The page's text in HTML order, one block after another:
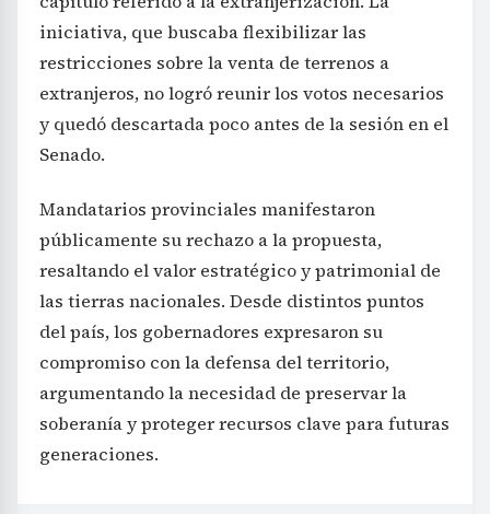
iniciativa, que buscaba flexibilizar las
restricciones sobre la venta de terrenos a
extranjeros, no logró reunir los votos necesarios
y quedó descartada poco antes de la sesión en el
Senado.
Mandatarios provinciales manifestaron
públicamente su rechazo a la propuesta,
resaltando el valor estratégico y patrimonial de
las tierras nacionales. Desde distintos puntos
del país, los gobernadores expresaron su
compromiso con la defensa del territorio,
argumentando la necesidad de preservar la
soberanía y proteger recursos clave para futuras
generaciones.